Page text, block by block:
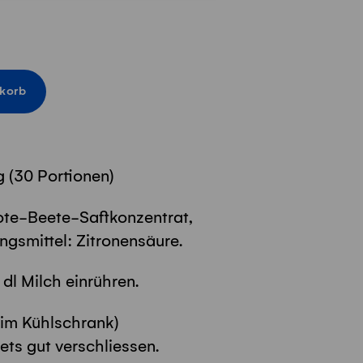
(30 Portionen)
Beete-Saftkonzentrat,
Zitronensäure.
Milch einrühren.
Kühlschrank)
gut verschliessen.